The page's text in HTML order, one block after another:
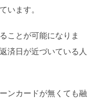
います。
ことが可能になりま
済日が近づいている人
ンカードが無くても融